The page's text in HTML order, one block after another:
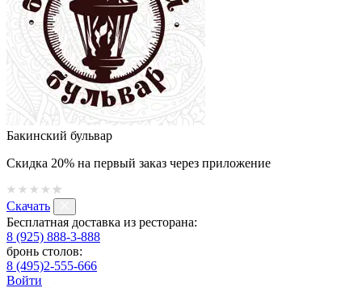
Бакинский бульвар
Скидка 20% на первый заказ через приложение
Скачать
Бесплатная доставка из ресторана:
8 (925) 888-3-888
бронь столов:
8 (495)2-555-666
Войти